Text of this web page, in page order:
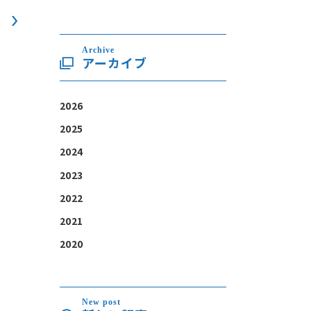
Archive
アーカイブ
2026
2025
2024
2023
2022
2021
2020
New post